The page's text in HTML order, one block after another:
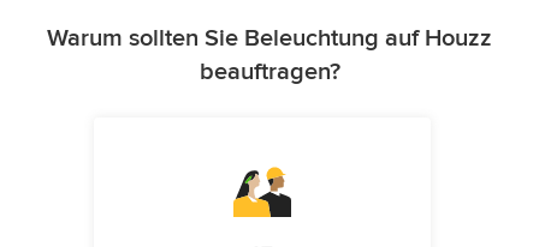
Warum sollten Sie Beleuchtung auf Houzz
beauftragen?